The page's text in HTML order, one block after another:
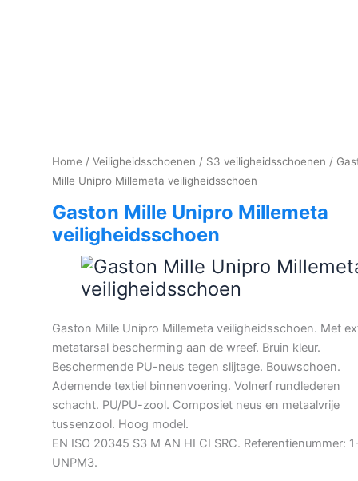
Home / Veiligheidsschoenen / S3 veiligheidsschoenen /
Mille Unipro Millemeta veiligheidsschoen
Gaston Mille Unipro Millemeta
veiligheidsschoen
Gaston Mille Unipro Millemeta veiligheidsschoen. Met
metatarsal bescherming aan de wreef. Bruin kleur.
Beschermende PU-neus tegen slijtage. Bouwschoen.
Ademende textiel binnenvoering. Volnerf rundlederen
schacht. PU/PU-zool. Composiet neus en metaalvrije
tussenzool. Hoog model.
EN ISO 20345 S3 M AN HI CI SRC. Referentienummer:
UNPM3.